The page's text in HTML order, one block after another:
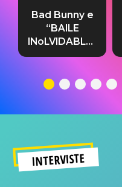
Bad Bunny e
“BAILE
INoLVIDABLE”:
testo,
significato
INTERVISTE